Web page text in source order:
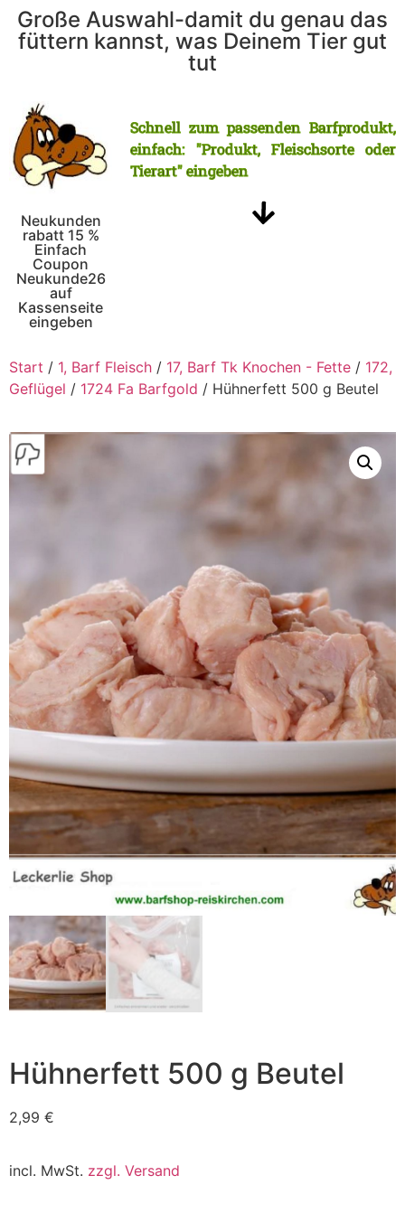
Große Auswahl-damit du genau das
füttern kannst, was Deinem Tier gut
tut
Neukunden
rabatt 15 %
Einfach
Coupon
Neukunde26
auf
Kassenseite
eingeben
Schnell zum passenden Barfprodukt,
einfach: "Produkt, Fleischsorte oder
Tierart" eingeben
Start / 1, Barf Fleisch / 17, Barf Tk Knochen - Fette / 172,
Geflügel / 1724 Fa Barfgold / Hühnerfett 500 g Beutel
Hühnerfett 500 g Beutel
2,99 €
incl. MwSt. zzgl. Versand